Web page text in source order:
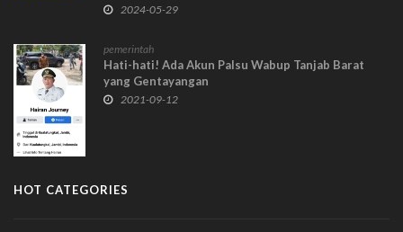
2024-05-29
pemerintah
Hati-hati! Ada Akun Palsu Wabup Tanjab Barat
yang Gentayangan
2021-09-12
HOT CATEGORIES